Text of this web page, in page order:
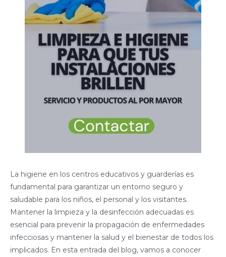
La higiene en los centros educativos y guarderías es
fundamental para garantizar un entorno seguro y
saludable para los niños, el personal y los visitantes.
Mantener la limpieza y la desinfección adecuadas es
esencial para prevenir la propagación de enfermedades
infecciosas y mantener la salud y el bienestar de todos los
implicados. En esta entrada del blog, vamos a conocer